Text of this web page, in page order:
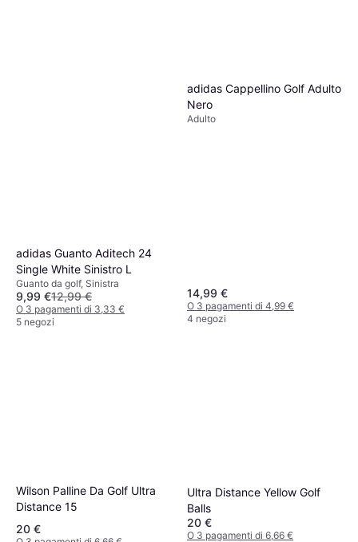
adidas Guanto Aditech 24
Single White Sinistro L
Guanto da golf, Sinistra
9,99 €12,99 €
O 3 pagamenti di 3,33 €
5 negozi
adidas Cappellino Golf Adulto
Nero
Adulto
14,99 €
O 3 pagamenti di 4,99 €
4 negozi
Wilson Palline Da Golf Ultra
Distance 15
20 €
Ultra Distance Yellow Golf
Balls
20 €
O 3 pagamenti di 6,66 €